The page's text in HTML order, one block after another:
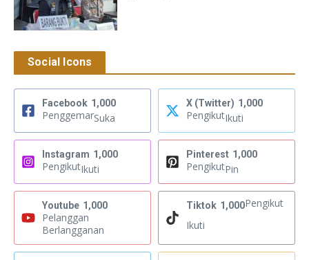
Social Icons
Facebook 1,000
PenggemarSuka
X (Twitter) 1,000
PengikutIkuti
Instagram 1,000
PengikutIkuti
Pinterest 1,000
PengikutPin
Youtube 1,000
Pelanggan
Berlangganan
Tiktok 1,000Pengikut
Ikuti